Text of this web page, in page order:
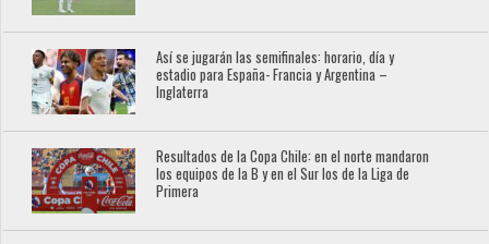
Así se jugarán las semifinales: horario, día y
estadio para España- Francia y Argentina –
Inglaterra
Resultados de la Copa Chile: en el norte mandaron
los equipos de la B y en el Sur los de la Liga de
Primera